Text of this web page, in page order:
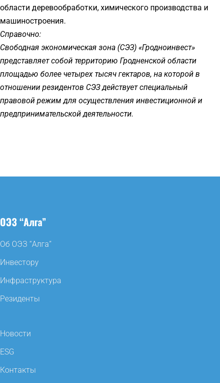
области деревообработки, химического производства и
машиностроения.
Справочно:
Свободная экономическая зона (СЭЗ) «Гродноинвест»
представляет собой территорию Гродненской области
площадью более четырех тысяч гектаров, на которой в
отношении резидентов СЭЗ действует специальный
правовой режим для осуществления инвестиционной и
предпринимательской деятельности.
ОЭЗ “Алга”
Об ОЭЗ “Алга”
Инвестору
Инфраструктура
Резиденты
Новости
ESG
Контакты